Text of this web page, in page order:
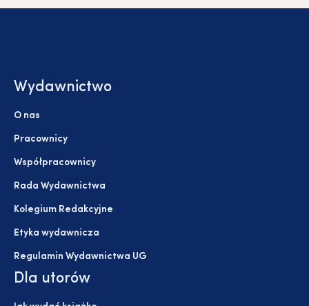
Wydawnictwo
O nas
Pracownicy
Współpracownicy
Rada Wydawnictwa
Kolegium Redakcyjne
Etyka wydawnicza
Regulamin Wydawnictwa UG
Dla utorów